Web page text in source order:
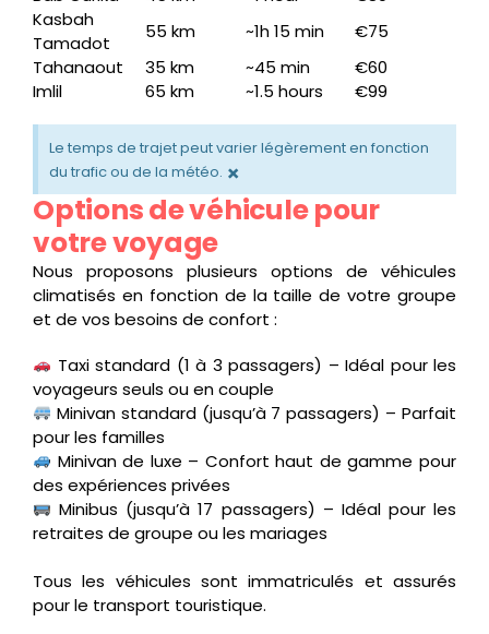
Kasbah
Tamadot
55 km ~1h 15 min
€75
Tahanaout
35 km ~45 min
€60
Imlil
65 km ~1.5 hours €99
Le temps de trajet peut varier légèrement en fonction
du trafic ou de la météo. ×
Options de véhicule pour
votre voyage
Nous proposons plusieurs options de véhicules
climatisés en fonction de la taille de votre groupe
et de vos besoins de confort :
Taxi standard (1 à 3 passagers) – Idéal pour les
voyageurs seuls ou en couple
Minivan standard (jusqu’à 7 passagers) – Parfait
pour les familles
Minivan de luxe – Confort haut de gamme pour
des expériences privées
Minibus (jusqu’à 17 passagers) – Idéal pour les
retraites de groupe ou les mariages
Tous les véhicules sont immatriculés et assurés
pour le transport touristique.